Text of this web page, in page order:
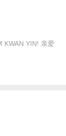
KWAN YIN! 亲爱